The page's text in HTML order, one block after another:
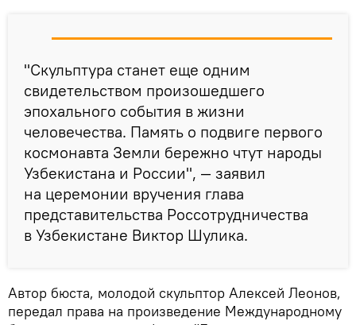
"Скульптура станет еще одним
свидетельством произошедшего
эпохального события в жизни
человечества. Память о подвиге первого
космонавта Земли бережно чтут народы
Узбекистана и России", — заявил
на церемонии вручения глава
представительства Россотрудничества
в Узбекистане Виктор Шулика.
Автор бюста, молодой скульптор Алексей Леонов,
передал права на произведение Международному